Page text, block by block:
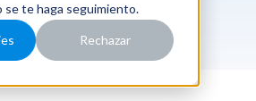
se te haga seguimiento.
Rechazar